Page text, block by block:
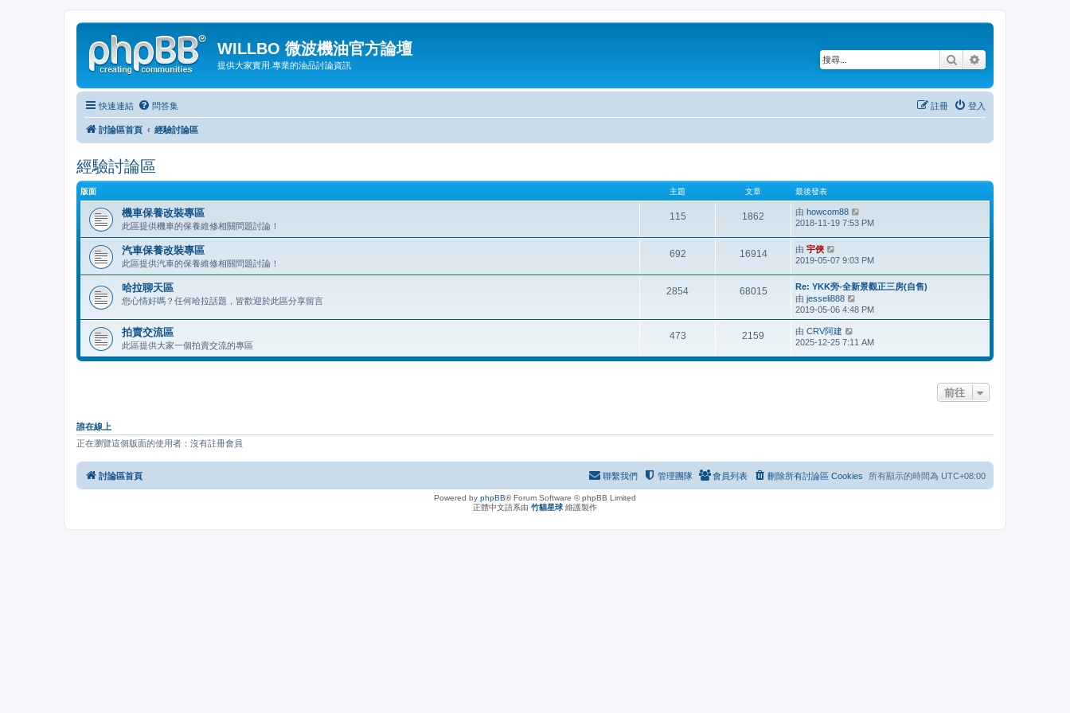
WILLBO 微波機油官方論壇
提供大家實用.專業的油品討論資訊 搜尋
快速連結 問答集 登入
註冊
討論區首頁 經驗討論區
經驗討論區
版面 主題 文章 最後發表
機車保養改裝專區
此區提供機車的保養維修相關問題討論！
115 1862 由 howcom88
視
最
發
2018-11-19 7:53 PM
汽車保養改裝專區
此區提供汽車的保養維修相關問題討論！
692 16914 由 宇俠
視
最
後
發
表
2019-05-07 9:03 PM
哈拉聊天區
您心情好嗎？任何哈拉話題，皆歡迎於此區分享留言
2854 68015
Re: YKK旁-全新景觀正三房(自售)
由 jesseli888
視
最
發
表
2019-05-06 4:48 PM
拍賣交流區
此區提供大家一個拍賣交流的專區
473 2159 由 CRV阿建
視
最
2025-12-25 7:11 AM
前往
誰在線上
正在瀏覽這個版面的使用者：沒有註冊會員
討論區首頁 所有顯示的時間為 UTC+08:00
刪除所有討論區 Cookies
會員列表
管理團隊
聯繫我們
Powered by phpBB® Forum Software © phpBB Limited
正體中文語系由 竹貓星球 維護製作